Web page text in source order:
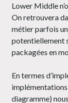
Lower Middle
On retrouvera
métier parfois
potentiellement
packagées en
En termes
diagramme)